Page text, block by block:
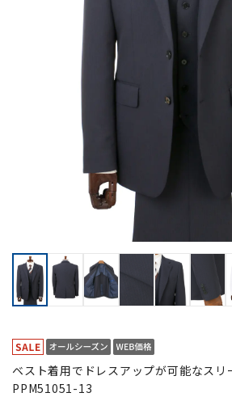
ベスト着用でドレスアップが可能なスリ
PPM51051-13